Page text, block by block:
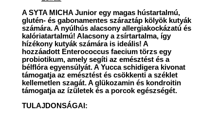
A SYTA MICHA Junior egy magas hústartalmú,
glutén- és gabonamentes száraztáp kölyök kutyák
számára.A nyúlhús alacsony allergiakockázatú és
kalóriatartalmú! Alacsony a zsírtartalma, így
hízékony kutyák számára is ideális!A
hozzáadott Enterococcus faecium törzs egy
probiotikum, amely segíti az emésztést és a
bélflóra egyensúlyát. A Yucca schidigera kivonat
támogatja az emésztést és csökkenti a széklet
kellemetlen szagát. A glükozamin és kondroitin
támogatja az ízületek és a porcok egészségét.
TULAJDONSÁGAI: